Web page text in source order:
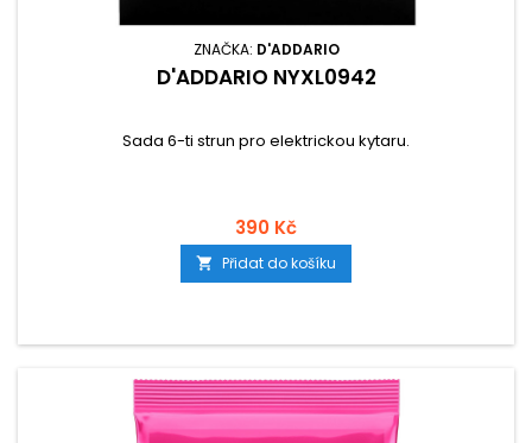
ZNAČKA: D'ADDARIO
D'ADDARIO NYXL0942
Sada 6-ti strun pro elektrickou kytaru.
390 Kč
 Přidat do košíku